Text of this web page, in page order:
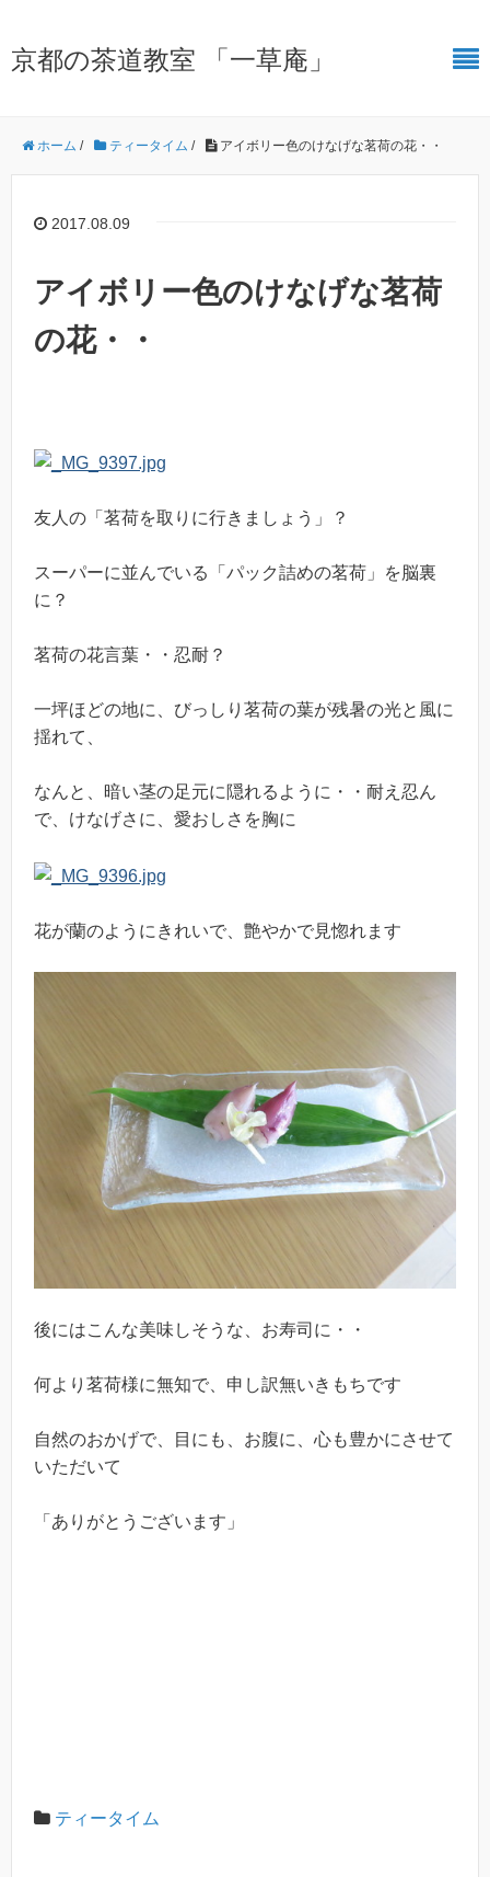
京都の茶道教室 「一草庵」
ホーム / ティータイム / アイボリー色のけなげな茗荷の花・・
2017.08.09
アイボリー色のけなげな茗荷
の花・・
友人の「茗荷を取りに行きましょう」？
スーパーに並んでいる「パック詰めの茗荷」を脳裏
に？
茗荷の花言葉・・忍耐？
一坪ほどの地に、びっしり茗荷の葉が残暑の光と風に
揺れて、
なんと、暗い茎の足元に隠れるように・・耐え忍ん
で、けなげさに、愛おしさを胸に
花が蘭のようにきれいで、艶やかで見惚れます
後にはこんな美味しそうな、お寿司に・・
何より茗荷様に無知で、申し訳無いきもちです
自然のおかげで、目にも、お腹に、心も豊かにさせて
いただいて
「ありがとうございます」
ティータイム